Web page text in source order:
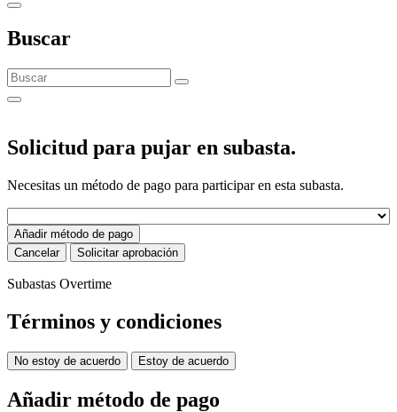
Buscar
Solicitud para pujar en subasta.
Necesitas un método de pago para participar en esta subasta.
Añadir método de pago
Cancelar
Solicitar aprobación
Subastas Overtime
Términos y condiciones
No estoy de acuerdo Estoy de acuerdo
Añadir método de pago